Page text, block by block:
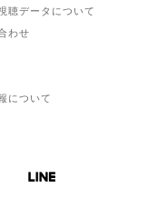
聴データについて
わせ
について